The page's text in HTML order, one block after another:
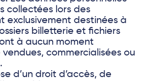
collectées lors des
exclusivement destinées à
billetterie et fichiers
à aucun moment
commercialisées ou
d’un droit d’accès, de